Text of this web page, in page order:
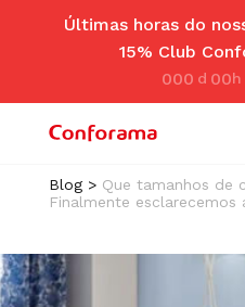
Últimas horas do
15% Club
000 d
ay
00hr
s
Blog> Que tamanhos de
Finalmente esclarecemos